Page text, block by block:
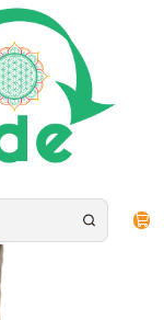
de Santiago
Maravilla 250gr